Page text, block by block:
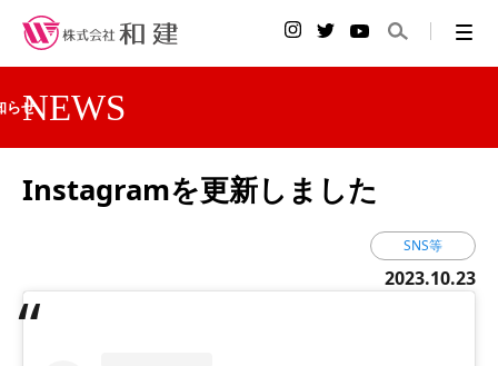
NEWS
らせ
Instagramを更新しました
SNS等
2023.10.23